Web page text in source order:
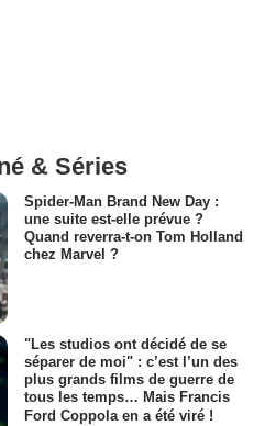
& Séries
Spider-Man Brand New Day :
une suite est-elle prévue ?
Quand reverra-t-on Tom Holland
chez Marvel ?
"Les studios ont décidé de se
séparer de moi" : c’est l’un des
plus grands films de guerre de
tous les temps… Mais Francis
Ford Coppola en a été viré !